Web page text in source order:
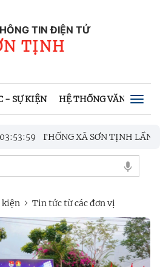
TIN ĐIỆN TỬ
TỊNH
- SỰ KIỆN HỆ THỐNG VĂN BẢN
03:54:00
THỐNG XÃ SƠN TỊNH LẦN THỨ I
TÌNH TRI ÂN CÁC GIA ĐÌNH
kiện Tin tức từ các đơn vị